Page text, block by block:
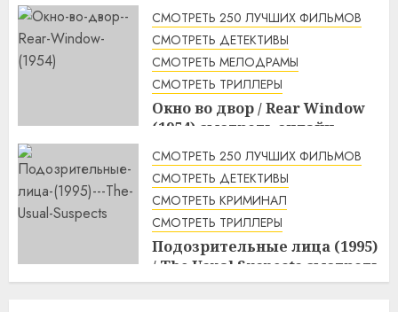
СМОТРЕТЬ 250 ЛУЧШИХ ФИЛЬМОВ
СМОТРЕТЬ ДЕТЕКТИВЫ
СМОТРЕТЬ МЕЛОДРАМЫ
СМОТРЕТЬ ТРИЛЛЕРЫ
Окно во двор / Rear Window
(1954) смотреть онлайн
2:35 09.08.2026
СМОТРЕТЬ 250 ЛУЧШИХ ФИЛЬМОВ
СМОТРЕТЬ ДЕТЕКТИВЫ
СМОТРЕТЬ КРИМИНАЛ
СМОТРЕТЬ ТРИЛЛЕРЫ
Подозрительные лица (1995)
/ The Usual Suspects смотреть
онлайн